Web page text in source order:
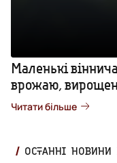
Маленькі
врожаю,
Читати більше
ОСТАННІ НОВИНИ